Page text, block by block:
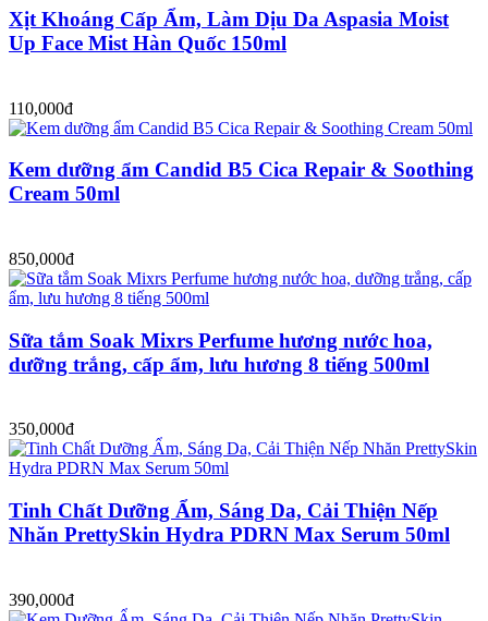
Xịt Khoáng Cấp Ẩm, Làm Dịu Da Aspasia Moist
Up Face Mist Hàn Quốc 150ml
110,000đ
Kem dưỡng ẩm Candid B5 Cica Repair & Soothing
Cream 50ml
850,000đ
Sữa tắm Soak Mixrs Perfume hương nước hoa,
dưỡng trắng, cấp ẩm, lưu hương 8 tiếng 500ml
350,000đ
Tinh Chất Dưỡng Ẩm, Sáng Da, Cải Thiện Nếp
Nhăn PrettySkin Hydra PDRN Max Serum 50ml
390,000đ